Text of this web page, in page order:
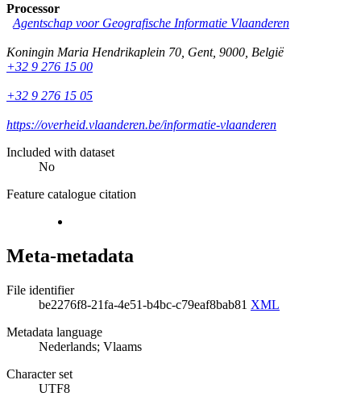
Processor
Agentschap voor Geografische Informatie Vlaanderen
Koningin Maria Hendrikaplein 70 Gent, 9000 België
+32 9 276 15 00
+32 9 276 15 05
https://overheid.vlaanderen.be/informatie-vlaanderen
Included with dataset
No
Feature catalogue citation
Meta-metadata
File identifier
be2276f8-21fa-4e51-b4bc-c79eaf8bab81 XML
Metadata language
Nederlands; Vlaams
Character set
UTF8